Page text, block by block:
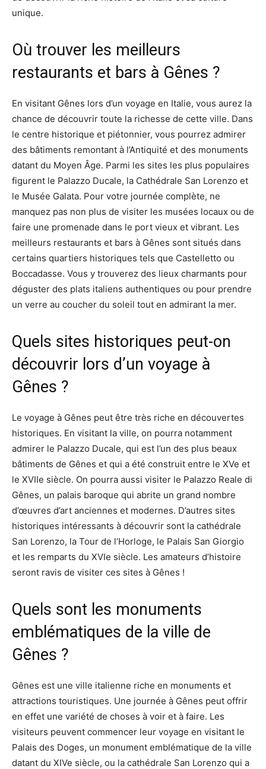
unique.
Où trouver les meilleurs
restaurants et bars à Gênes ?
En visitant Gênes lors d’un voyage en Italie, vous aurez la
chance de découvrir toute la richesse de cette ville. Dans
le centre historique et piétonnier, vous pourrez admirer
des bâtiments remontant à l’Antiquité et des monuments
datant du Moyen Âge. Parmi les sites les plus populaires
figurent le Palazzo Ducale, la Cathédrale San Lorenzo et
le Musée Galata. Pour votre journée complète, ne
manquez pas non plus de visiter les musées locaux ou de
faire une promenade dans le port vieux et vibrant. Les
meilleurs restaurants et bars à Gênes sont situés dans
certains quartiers historiques tels que Castelletto ou
Boccadasse. Vous y trouverez des lieux charmants pour
déguster des plats italiens authentiques ou pour prendre
un verre au coucher du soleil tout en admirant la mer.
Quels sites historiques peut-on
découvrir lors d’un voyage à
Gênes ?
Le voyage à Gênes peut être très riche en découvertes
historiques. En visitant la ville, on pourra notamment
admirer le Palazzo Ducale, qui est l’un des plus beaux
bâtiments de Gênes et qui a été construit entre le XVe et
le XVIIe siècle. On pourra aussi visiter le Palazzo Reale di
Gênes, un palais baroque qui abrite un grand nombre
d’œuvres d’art anciennes et modernes. D’autres sites
historiques intéressants à découvrir sont la cathédrale
San Lorenzo, la Tour de l’Horloge, le Palais San Giorgio
et les remparts du XVIe siècle. Les amateurs d’histoire
seront ravis de visiter ces sites à Gênes !
Quels sont les monuments
emblématiques de la ville de
Gênes ?
Gênes est une ville italienne riche en monuments et
attractions touristiques. Une journée à Gênes peut offrir
en effet une variété de choses à voir et à faire. Les
visiteurs peuvent commencer leur voyage en visitant le
Palais des Doges, un monument emblématique de la ville
datant du XIVe siècle, ou la cathédrale San Lorenzo qui a